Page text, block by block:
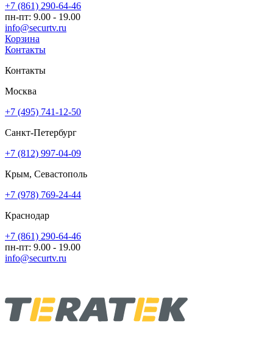
+7 (861) 290-64-46
пн-пт: 9.00 - 19.00
info@securtv.ru
Корзина
Контакты
Контакты
Москва
+7 (495) 741-12-50
Санкт-Петербург
+7 (812) 997-04-09
Крым, Севастополь
+7 (978) 769-24-44
Краснодар
+7 (861) 290-64-46
пн-пт: 9.00 - 19.00
info@securtv.ru